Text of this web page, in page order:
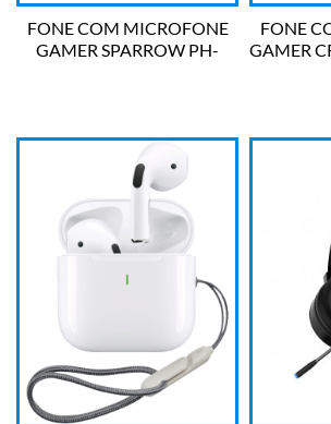
FONE COM MICROFONE
GAMER SPARROW PH-
FONE
GAMER